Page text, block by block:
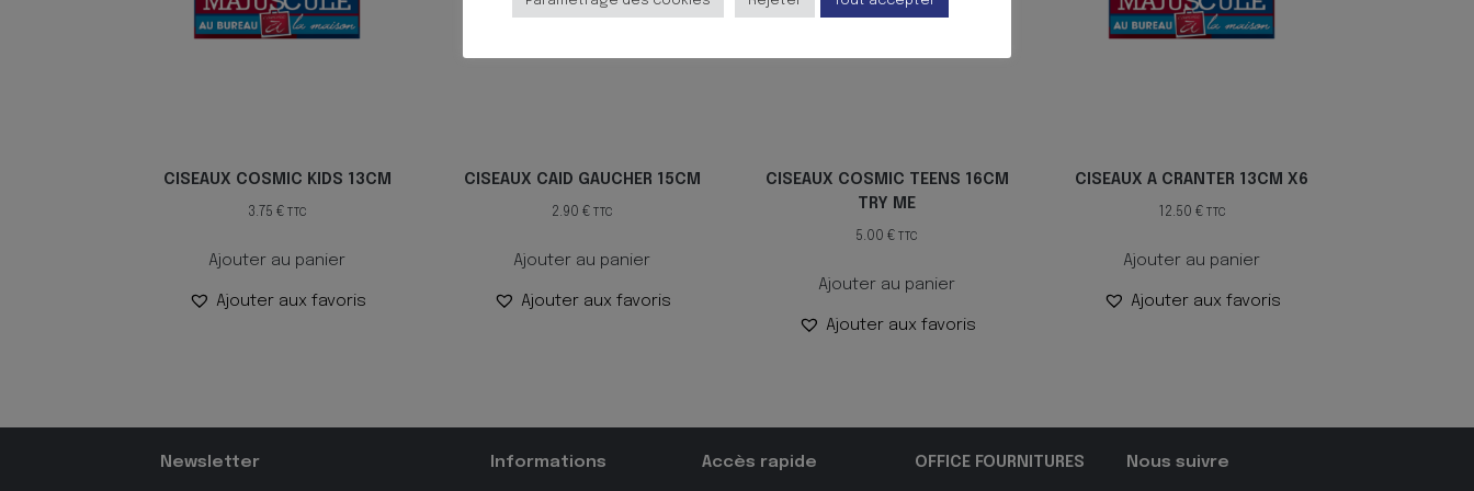
CISEAUX COSMIC KIDS 13CM
3.75 € TTC
Ajouter au panier
Ajouter aux favoris
CISEAUX CAID GAUCHER 15CM
2.90 € TTC
Ajouter au panier
Ajouter aux favoris
CISEAUX COSMIC TEENS 16CM
TRY ME
5.00€ TTC
Ajouter au panier
Ajouter aux favoris
CISEAUX A CRANTER 13CM X6
12.50 € TTC
Ajouter au panier
Ajouter aux favoris
Newsletter Informations Accès rapide OFFICE FOURNITURES Nous suivre